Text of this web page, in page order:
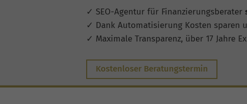
✓ SEO-Agentur für Finanzierungsberater
✓ Dank Automatisierung Kosten sparen
✓ Maximale Transparenz, über 17 Jahre
Kostenloser Beratungstermin